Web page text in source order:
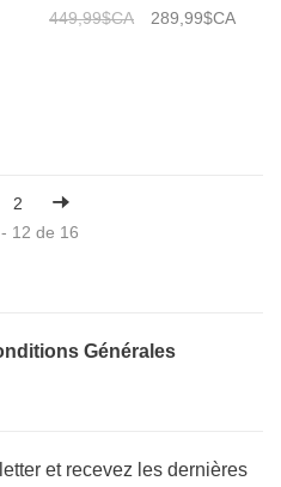
449,99$CA 289,99$CA
2
12 de 16
Générales
et recevez les dernières